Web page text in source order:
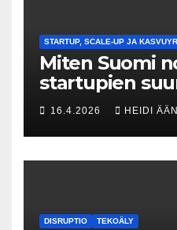
STARTUP, SCALE-UP JA
Miten Suomi
startupien
Tesin Piia
kovat luvut
16.4.2026 HEIDI
DISRUPTIO TEKOÄLY